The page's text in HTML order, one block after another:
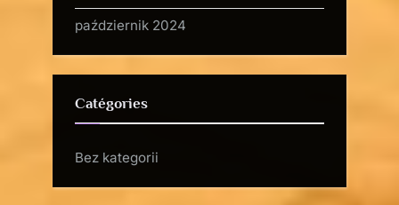
październik 2024
Catégories
Bez kategorii